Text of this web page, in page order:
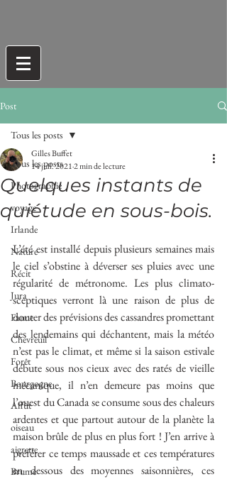
Post
Tous les posts
Photographie
voyage
Irlande
Nature
Récit
Jura
Faune
Chevreuil
Forêt
Bourgogne
Affût
oiseau
aigrette
Brume
Tous les posts
Quelques instants de
quiétude en sous-bois.
Gilles Buffet
14 juil. 20212 min de lecture
L’été est installé depuis plusieurs semaines mais
le ciel s’obstine à déverser ses pluies avec une
régularité de métronome. Les plus climato-
sceptiques verront là une raison de plus de
douter des prévisions des cassandres promettant
des lendemains qui déchantent, mais la météo
n’est pas le climat, et même si la saison estivale
débute sous nos cieux avec des ratés de vieille
mécanique, il n’en demeure pas moins que
l’ouest du Canada se consume sous des chaleurs
ardentes et que partout autour de la planète la
maison brûle de plus en plus fort ! J’en arrive à
préférer ce temps maussade et ces températures
en dessous des moyennes saisonnières, ces